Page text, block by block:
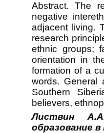
Abstract. The
negative
adjacent living.
research
ethnic groups;
orientation in
formation of a
words. General
Southern
believers,
Листвин
образование